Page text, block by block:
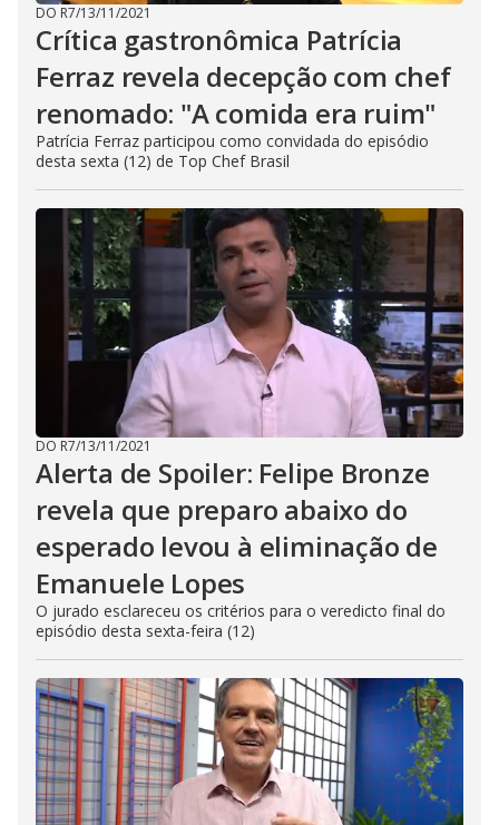
DO R7/13/11/2021
Crítica gastronômica Patrícia
Ferraz revela decepção com chef
renomado: "A comida era ruim"
Patrícia Ferraz participou como convidada do episódio
desta sexta (12) de Top Chef Brasil
DO R7/13/11/2021
Alerta de Spoiler: Felipe Bronze
revela que preparo abaixo do
esperado levou à eliminação de
Emanuele Lopes
O jurado esclareceu os critérios para o veredicto final do
episódio desta sexta-feira (12)